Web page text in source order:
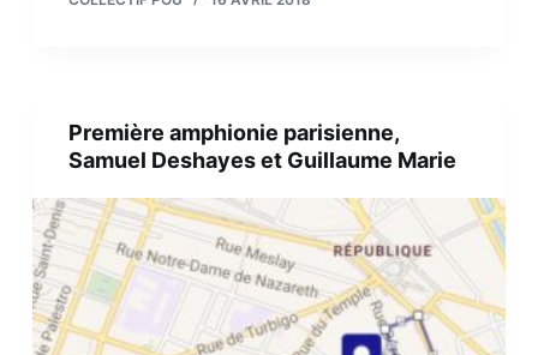
Première amphionie parisienne,
Samuel Deshayes et Guillaume Marie